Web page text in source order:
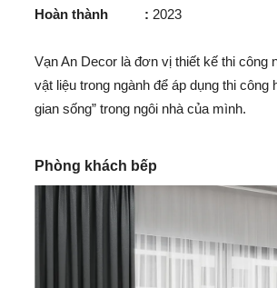
Hoàn thành : 2023
Vạn An Decor là đơn vị thiết kế thi công
vật liệu trong ngành để áp dụng thi
gian sống” trong ngôi nhà của mình.
Phòng khách bếp